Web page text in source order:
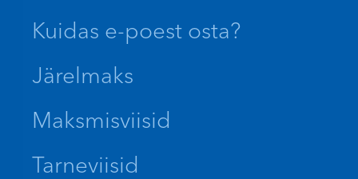
Kuidas e-poest osta?
Järelmaks
Maksmisviisid
Tarneviisid